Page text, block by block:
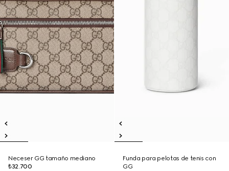
Neceser GG tamaño mediano
₺32.700
Funda para pelotas de tenis con
GG